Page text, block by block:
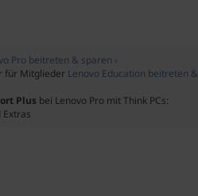
Pro beitreten & sparen ›
für Mitglieder Lenovo Education beitreten &
Plus bei Lenovo Pro mit Think PCs: